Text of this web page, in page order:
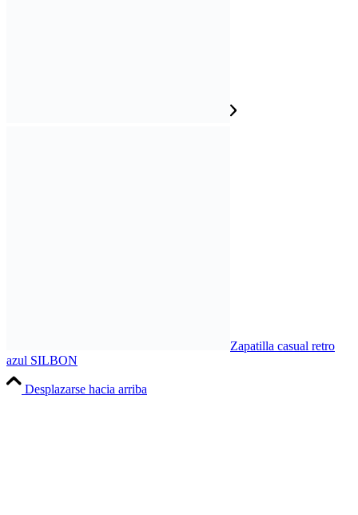
Zapatilla casual retro
azul SILBON
Desplazarse hacia arriba